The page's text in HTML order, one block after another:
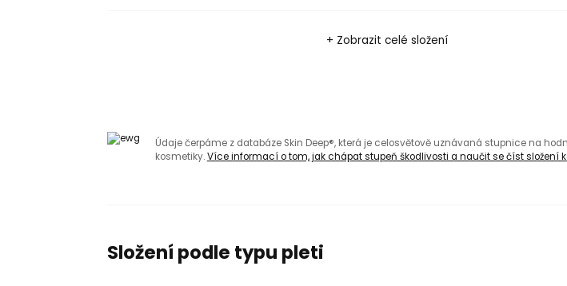
+ Zobrazit celé složení
Údaje čerpáme z databáze Skin Deep®, která je celosvětově uznávaná stupnice na
kosmetiky.Více informací o tom, jak chápat stupeň škodlivosti a naučit se číst složení
Složení podle typu pleti